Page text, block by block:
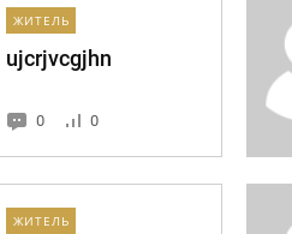
ЖИТЕЛЬ
ujcrjvcgjhn
0 0
ЖИТЕЛЬ